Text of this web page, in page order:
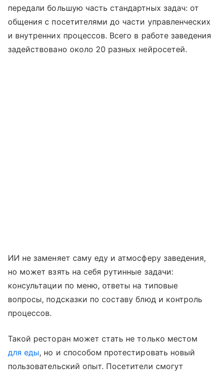
передали большую часть стандартных задач: от
общения с посетителями до части управленческих
и внутренних процессов. Всего в работе заведения
задействовано около 20 разных нейросетей.
ИИ не заменяет саму еду и атмосферу заведения,
но может взять на себя рутинные задачи:
консультации по меню, ответы на типовые
вопросы, подсказки по составу блюд и контроль
процессов.
Такой ресторан может стать не только местом
для еды, но и способом протестировать новый
пользовательский опыт. Посетители смогут